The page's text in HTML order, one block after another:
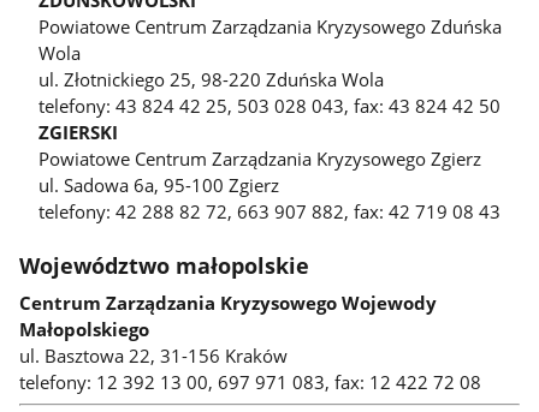
Powiatowe Centrum Zarządzania Kryzysowego Zduńska
Wola
ul. Złotnickiego 25, 98-220 Zduńska Wola
telefony: 43 824 42 25, 503 028 043, fax: 43 824 42 50
ZGIERSKI
Powiatowe Centrum Zarządzania Kryzysowego Zgierz
ul. Sadowa 6a, 95-100 Zgierz
telefony: 42 288 82 72, 663 907 882, fax: 42 719 08 43
Województwo małopolskie
Centrum Zarządzania Kryzysowego Wojewody
Małopolskiego
ul. Basztowa 22, 31-156 Kraków
telefony: 12 392 13 00, 697 971 083, fax: 12 422 72 08